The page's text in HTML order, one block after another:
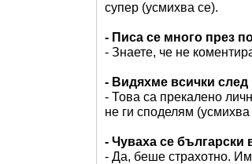
супер (усмихва се).
- Писа се много през
- Знаете, че не
- Видяхме всички след
- Това са прекалено
не ги споделям (усмихва
- Чуваха се български
- Да, беше страхотно.